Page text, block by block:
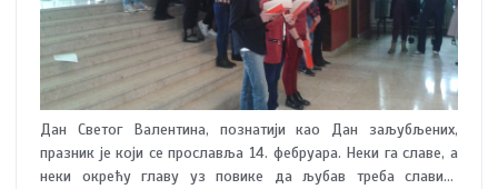
Дан Светог Валентина, познатији као Дан заљубљених,
празник је који се прославља 14. фебруара. Неки га славе, а
неки окрећу главу уз повике да љубав треба славити